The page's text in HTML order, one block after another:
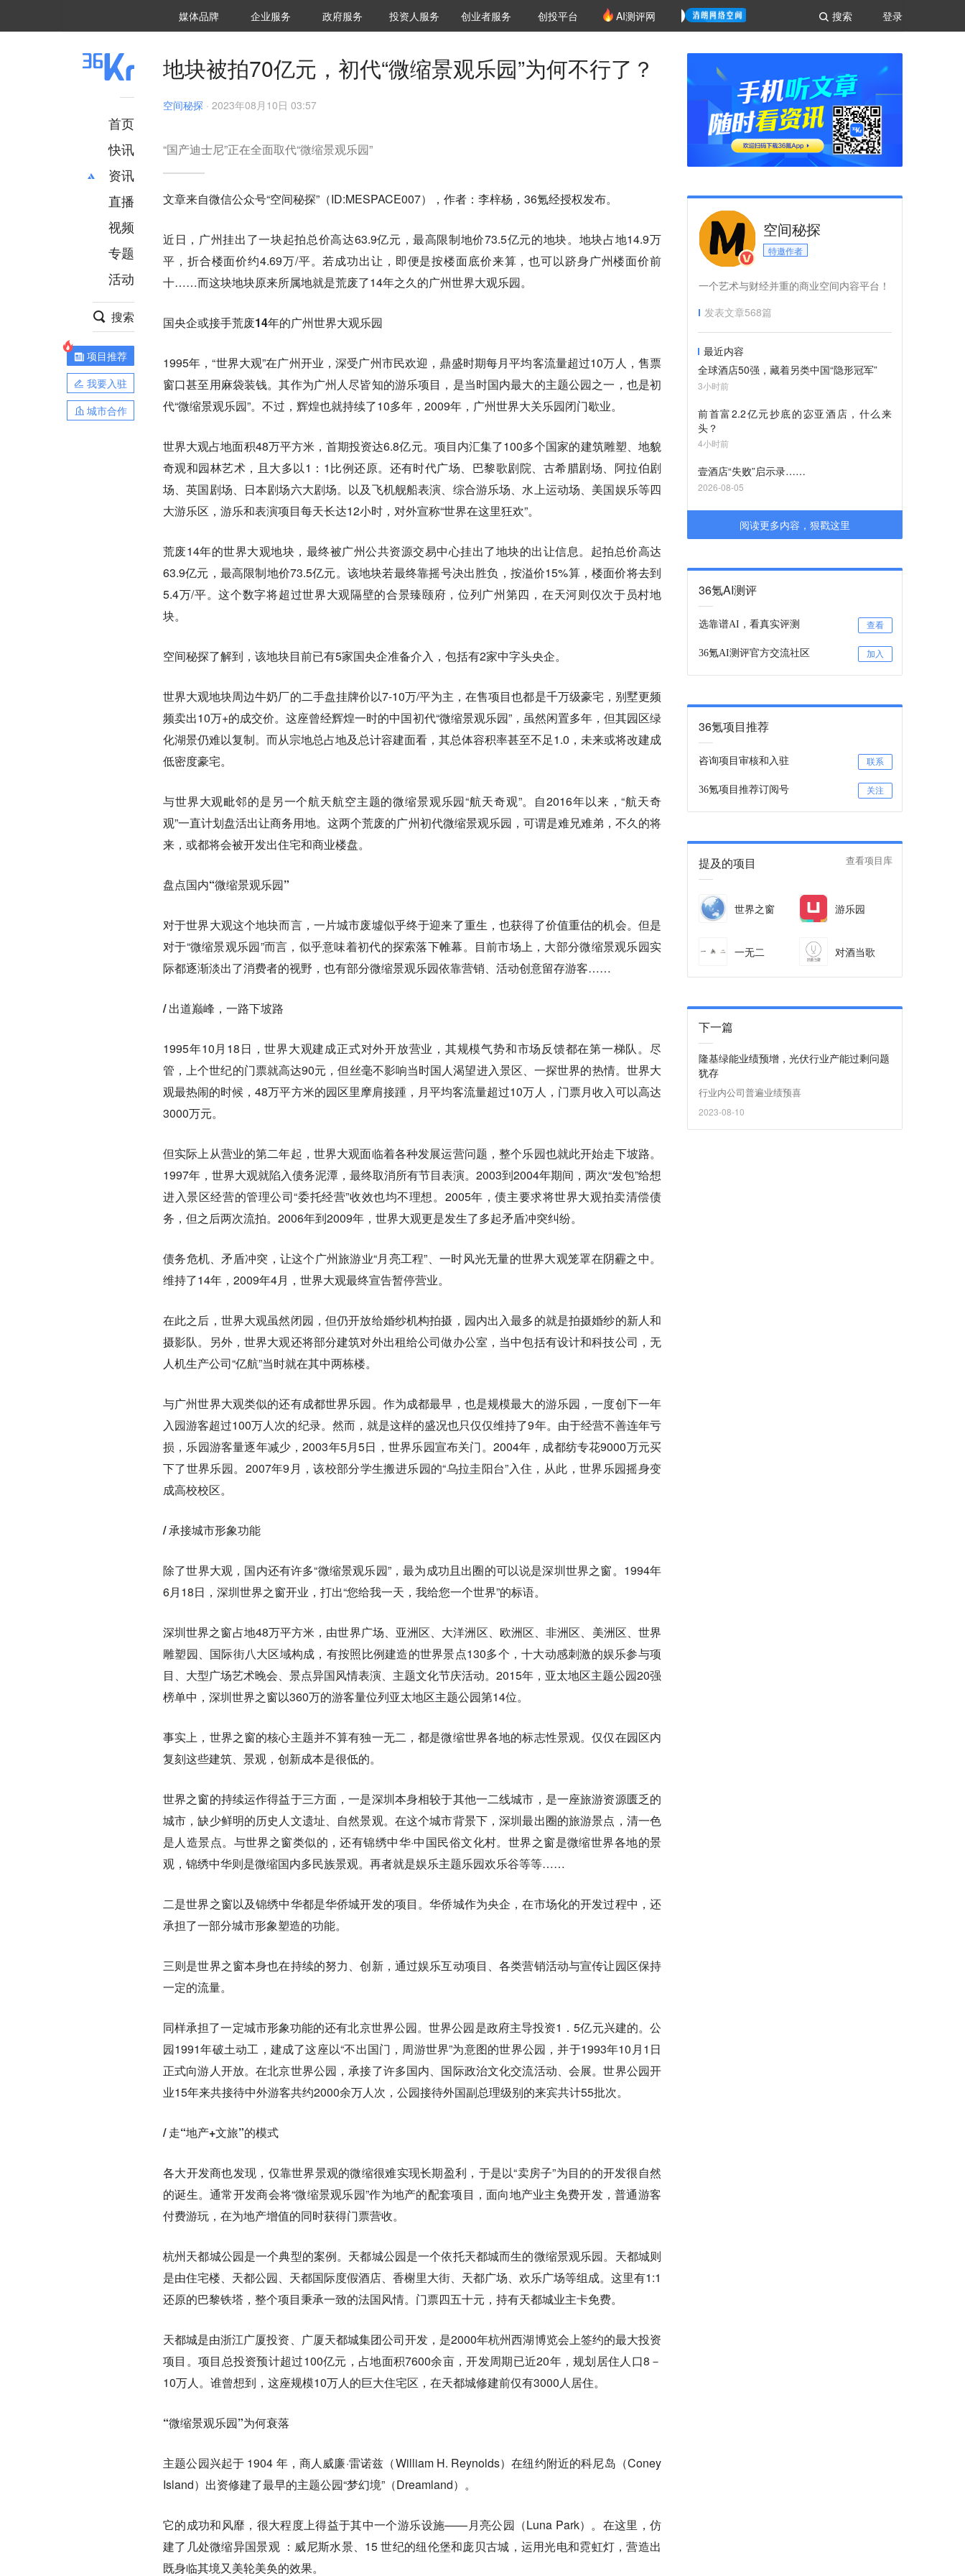
登录
搜索
媒体品牌 36Kr研究院
企业服务 城市之窗
政府服务 VClub投资机构库
投资机构职位推介
投资人服务 创投氪堂
创业者服务 创投平台 AI测评网
首页
快讯
资讯
推荐
财经
项目推荐
安徽
直播
视频
专题
活动
搜索
项目推荐
我要入驻
城市合作
地块被拍70亿元，初代“微缩景观乐园”为何不行了？
空间秘探 · 2023年08月10日 03:57
“国产迪士尼”正在全面取代“微缩景观乐园”
文章来自微信公众号“空间秘探”（ID:MESPACE007），作者：李梓杨，36氪经授权发布。
近日，广州挂出了一块起拍总价高达63.9亿元，最高限制地价73.5亿元的地块。地块占地14.9万
平，折合楼面价约4.69万/平。若成功出让，即便是按楼面底价来算，也可以跻身广州楼面价前
十……而这块地块原来所属地就是荒废了14年之久的广州世界大观乐园。
国央企或接手荒废14年的广州世界大观乐园
1995年，“世界大观”在广州开业，深受广州市民欢迎，鼎盛时期每月平均客流量超过10万人，售票
窗口甚至用麻袋装钱。其作为广州人尽皆知的游乐项目，是当时国内最大的主题公园之一，也是初
代“微缩景观乐园”。不过，辉煌也就持续了10多年，2009年，广州世界大关乐园闭门歇业。
世界大观占地面积48万平方米，首期投资达6.8亿元。项目内汇集了100多个国家的建筑雕塑、地貌
奇观和园林艺术，且大多以1：1比例还原。还有时代广场、巴黎歌剧院、古希腊剧场、阿拉伯剧
场、英国剧场、日本剧场六大剧场。以及飞机舰船表演、综合游乐场、水上运动场、美国娱乐等四
大游乐区，游乐和表演项目每天长达12小时，对外宣称“世界在这里狂欢”。
荒废14年的世界大观地块，最终被广州公共资源交易中心挂出了地块的出让信息。起拍总价高达
63.9亿元，最高限制地价73.5亿元。该地块若最终靠摇号决出胜负，按溢价15%算，楼面价将去到
5.4万/平。这个数字将超过世界大观隔壁的合景臻颐府，位列广州第四，在天河则仅次于员村地
块。
空间秘探了解到，该地块目前已有5家国央企准备介入，包括有2家中字头央企。
世界大观地块周边牛奶厂的二手盘挂牌价以7-10万/平为主，在售项目也都是千万级豪宅，别墅更频
频卖出10万+的成交价。这座曾经辉煌一时的中国初代“微缩景观乐园”，虽然闲置多年，但其园区绿
化湖景仍难以复制。而从宗地总占地及总计容建面看，其总体容积率甚至不足1.0，未来或将改建成
低密度豪宅。
与世界大观毗邻的是另一个航天航空主题的微缩景观乐园“航天奇观”。自2016年以来，“航天奇
观”一直计划盘活出让商务用地。这两个荒废的广州初代微缩景观乐园，可谓是难兄难弟，不久的将
来，或都将会被开发出住宅和商业楼盘。
盘点国内“微缩景观乐园”
对于世界大观这个地块而言，一片城市废墟似乎终于迎来了重生，也获得了价值重估的机会。但是
对于“微缩景观乐园”而言，似乎意味着初代的探索落下帷幕。目前市场上，大部分微缩景观乐园实
际都逐渐淡出了消费者的视野，也有部分微缩景观乐园依靠营销、活动创意留存游客……
/ 出道巅峰，一路下坡路
1995年10月18日，世界大观建成正式对外开放营业，其规模气势和市场反馈都在第一梯队。尽
管，上个世纪的门票就高达90元，但丝毫不影响当时国人渴望进入景区、一探世界的热情。世界大
观最热闹的时候，48万平方米的园区里摩肩接踵，月平均客流量超过10万人，门票月收入可以高达
3000万元。
但实际上从营业的第二年起，世界大观面临着各种发展运营问题，整个乐园也就此开始走下坡路。
1997年，世界大观就陷入债务泥潭，最终取消所有节目表演。2003到2004年期间，两次“发包”给想
进入景区经营的管理公司“委托经营”收效也均不理想。2005年，债主要求将世界大观拍卖清偿债
务，但之后两次流拍。2006年到2009年，世界大观更是发生了多起矛盾冲突纠纷。
债务危机、矛盾冲突，让这个广州旅游业“月亮工程”、一时风光无量的世界大观笼罩在阴霾之中。
维持了14年，2009年4月，世界大观最终宣告暂停营业。
在此之后，世界大观虽然闭园，但仍开放给婚纱机构拍摄，园内出入最多的就是拍摄婚纱的新人和
摄影队。另外，世界大观还将部分建筑对外出租给公司做办公室，当中包括有设计和科技公司，无
人机生产公司“亿航”当时就在其中两栋楼。
与广州世界大观类似的还有成都世界乐园。作为成都最早，也是规模最大的游乐园，一度创下一年
入园游客超过100万人次的纪录。然而，就是这样的盛况也只仅仅维持了9年。由于经营不善连年亏
损，乐园游客量逐年减少，2003年5月5日，世界乐园宣布关门。2004年，成都纺专花9000万元买
下了世界乐园。2007年9月，该校部分学生搬进乐园的“乌拉圭阳台”入住，从此，世界乐园摇身变
成高校校区。
/ 承接城市形象功能
除了世界大观，国内还有许多“微缩景观乐园”，最为成功且出圈的可以说是深圳世界之窗。1994年
6月18日，深圳世界之窗开业，打出“您给我一天，我给您一个世界”的标语。
深圳世界之窗占地48万平方米，由世界广场、亚洲区、大洋洲区、欧洲区、非洲区、美洲区、世界
雕塑园、国际街八大区域构成，有按照比例建造的世界景点130多个，十大动感刺激的娱乐参与项
目、大型广场艺术晚会、景点异国风情表演、主题文化节庆活动。2015年，亚太地区主题公园20强
榜单中，深圳世界之窗以360万的游客量位列亚太地区主题公园第14位。
事实上，世界之窗的核心主题并不算有独一无二，都是微缩世界各地的标志性景观。仅仅在园区内
复刻这些建筑、景观，创新成本是很低的。
世界之窗的持续运作得益于三方面，一是深圳本身相较于其他一二线城市，是一座旅游资源匮乏的
城市，缺少鲜明的历史人文遗址、自然景观。在这个城市背景下，深圳最出圈的旅游景点，清一色
是人造景点。与世界之窗类似的，还有锦绣中华·中国民俗文化村。世界之窗是微缩世界各地的景
观，锦绣中华则是微缩国内多民族景观。再者就是娱乐主题乐园欢乐谷等等……
二是世界之窗以及锦绣中华都是华侨城开发的项目。华侨城作为央企，在市场化的开发过程中，还
承担了一部分城市形象塑造的功能。
三则是世界之窗本身也在持续的努力、创新，通过娱乐互动项目、各类营销活动与宣传让园区保持
一定的流量。
同样承担了一定城市形象功能的还有北京世界公园。世界公园是政府主导投资1．5亿元兴建的。公
园1991年破土动工，建成了这座以“不出国门，周游世界”为意图的世界公园，并于1993年10月1日
正式向游人开放。在北京世界公园，承接了许多国内、国际政治文化交流活动、会展。世界公园开
业15年来共接待中外游客共约2000余万人次，公园接待外国副总理级别的来宾共计55批次。
/ 走“地产+文旅”的模式
各大开发商也发现，仅靠世界景观的微缩很难实现长期盈利，于是以“卖房子”为目的的开发很自然
的诞生。通常开发商会将“微缩景观乐园”作为地产的配套项目，面向地产业主免费开发，普通游客
付费游玩，在为地产增值的同时获得门票营收。
杭州天都城公园是一个典型的案例。天都城公园是一个依托天都城而生的微缩景观乐园。天都城则
是由住宅楼、天都公园、天都国际度假酒店、香榭里大街、天都广场、欢乐广场等组成。这里有1:1
还原的巴黎铁塔，整个项目秉承一致的法国风情。门票四五十元，持有天都城业主卡免费。
天都城是由浙江广厦投资、广厦天都城集团公司开发，是2000年杭州西湖博览会上签约的最大投资
项目。项目总投资预计超过100亿元，占地面积7600余亩，开发周期已近20年，规划居住人口8－
10万人。谁曾想到，这座规模10万人的巨大住宅区，在天都城修建前仅有3000人居住。
“微缩景观乐园”为何衰落
主题公园兴起于 1904 年，商人威廉·雷诺兹（William H. Reynolds）在纽约附近的科尼岛（Coney
Island）出资修建了最早的主题公园“梦幻境”（Dreamland）。
它的成功和风靡，很大程度上得益于其中一个游乐设施——月亮公园（Luna Park）。在这里，仿
建了几处微缩异国景观 ：威尼斯水景、15 世纪的纽伦堡和庞贝古城，运用光电和霓虹灯，营造出
既身临其境又美轮美奂的效果。
空间秘探
特邀作者
一个艺术与财经并重的商业空间内容平台！
发表文章568篇
最近内容
全球酒店50强，藏着另类中国“隐形冠军”
3小时前
前首富2.2亿元抄底的宓亚酒店，什么来
头？
4小时前
壹酒店“失败”启示录……
2026-08-05
阅读更多内容，狠戳这里
36氪AI测评
选靠谱AI，看真实评测 查看
36氪AI测评官方交流社区 加入
36氪项目推荐
咨询项目审核和入驻 联系
36氪项目推荐订阅号 关注
提及的项目 查看项目库
世界之窗 游乐园
一无二 对酒当歌
下一篇
隆基绿能业绩预增，光伏行业产能过剩问题
犹存
行业内公司普遍业绩预喜
2023-08-10